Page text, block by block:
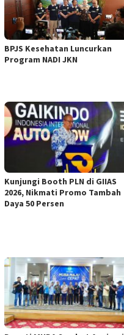
BPJS Kesehatan Luncurkan
Program NADI JKN
Kunjungi Booth PLN di GIIAS
2026, Nikmati Promo Tambah
Daya 50 Persen